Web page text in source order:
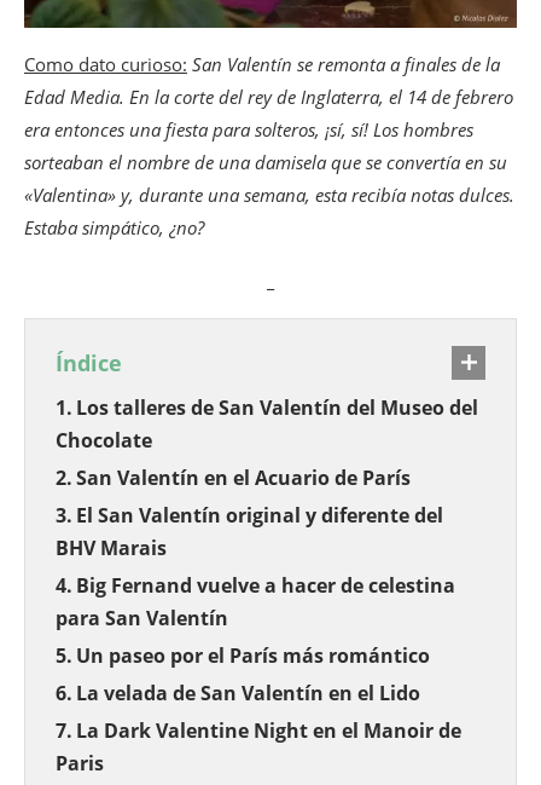
Como dato curioso: San Valentín se remonta a finales de la
Edad Media. En la corte del rey de Inglaterra, el 14 de febrero
era entonces una fiesta para solteros, ¡sí, sí! Los hombres
sorteaban el nombre de una damisela que se convertía en su
«Valentina» y, durante una semana, esta recibía notas dulces.
Estaba simpático, ¿no?
Índice
Los talleres de San Valentín del Museo del
Chocolate
San Valentín en el Acuario de París
El San Valentín original y diferente del
BHV Marais
Big Fernand vuelve a hacer de celestina
para San Valentín
Un paseo por el París más romántico
La velada de San Valentín en el Lido
La Dark Valentine Night en el Manoir de
Paris